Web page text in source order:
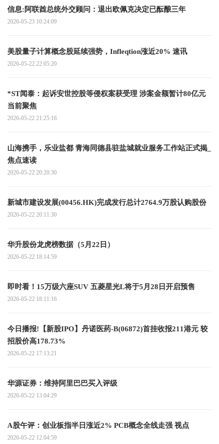
信息:阿联酋总统外交顾问：退出欧佩克决定已酝酿三年
2026-05-23 10:24:09
美股量子计算概念股延续强势，Infleqtion涨近20% 速讯
2026-05-22 22:05:20
*ST闻泰：起诉安世控股等侵权案获受理 涉案金额暂计80亿元
当前聚焦
2026-05-22 21:25:16
山海携手，乐业盐都 青海同德县驻盐城就业服务工作站正式揭_
焦点速读
2026-05-22 20:20:30
新城市建设发展(00456.HK)完成发行总计2764.9万股认购股份
2026-05-22 20:11:30
华升股份龙虎榜数据（5月22日）
2026-05-22 18:14:59
即时看！15万级六座SUV 五菱星光L将于5月28日开启预售
2026-05-22 18:11:16
今日播报!【新股IPO】丹诺医药-B(06872)首挂收报211港元 较
招股价高178.73%
2026-05-22 17:13:21
华源证券：维持阿里巴巴买入评级
2026-05-22 13:04:29
A股午评：创业板指半日涨近2% PCB概念全线走强 视点
2026-05-22 12:04:59